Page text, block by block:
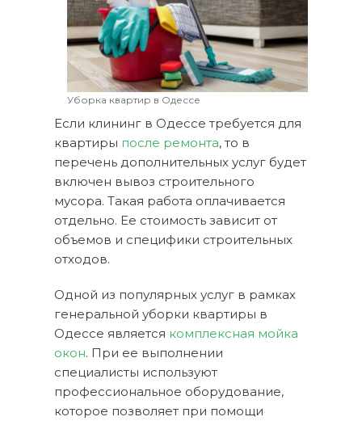
Уборка квартир в Одессе
Если клининг в Одессе требуется для
квартиры после ремонта, то в
перечень дополнительных услуг будет
включен вывоз строительного
мусора. Такая работа оплачивается
отдельно. Ее стоимость зависит от
объемов и специфики строительных
отходов.
Одной из популярных услуг в рамках
генеральной уборки квартиры в
Одессе является комплексная мойка
окон. При ее выполнении
специалисты используют
профессиональное оборудование,
которое позволяет при помощи